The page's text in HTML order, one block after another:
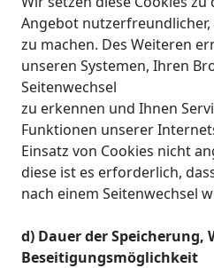
Angebot
zu machen. Des Weiteren
unseren Systemen, Ihren
Seitenwechsel
zu erkennen und Ihnen
Funktionen unserer
Einsatz von Cookies nicht
diese ist es erforderlich,
nach einem Seitenwechsel
d) Dauer der Speicherung,
Beseitigungsmöglichkeit